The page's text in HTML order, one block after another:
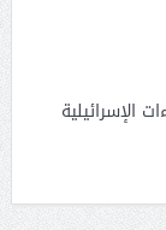
الإسرائيلية